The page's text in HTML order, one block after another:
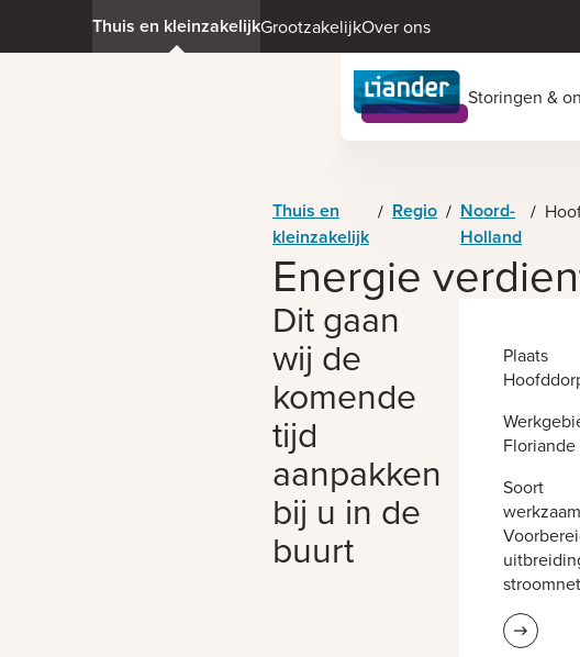
Thuis en kleinzakelijkGrootzakelijkOver ons
Storingen &
Thuis en
kleinzakelijk
/ Regio / Noord-
Holland
/
Energie
Dit gaan
wij de
komende
tijd
aanpakken
bij u in de
buurt
Plaats
Floriande
Soort
stroomnet